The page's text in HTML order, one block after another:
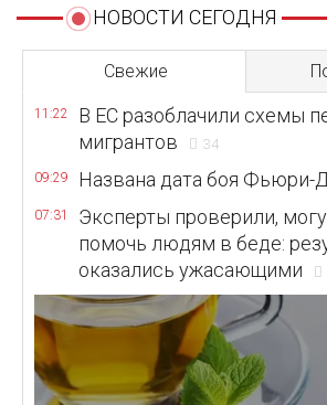
НОВОСТИ СЕГОДНЯ
Свежие
11:22
В ЕС разоблачили схемы
мигрантов
34
09:29 Названа дата боя Фьюри-
07:31
Эксперты проверили,
помочь людям в беде:
оказались ужасающими